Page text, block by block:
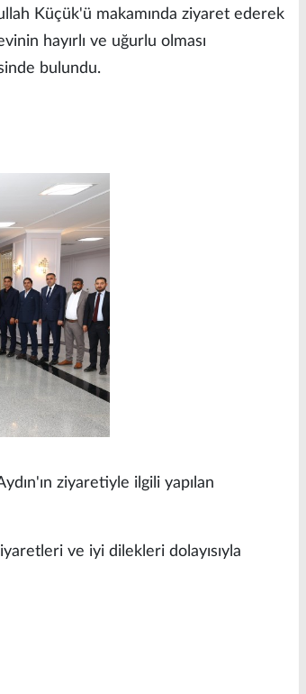
Küçük'ü makamında ziyaret ederek
hayırlı ve uğurlu olması
bulundu.
ziyaretiyle ilgili yapılan
ve iyi dilekleri dolayısıyla